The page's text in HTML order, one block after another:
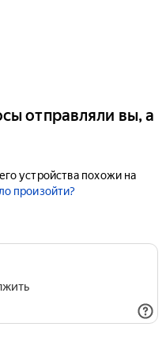
отправляли вы, а
устройства похожи на
произойти?